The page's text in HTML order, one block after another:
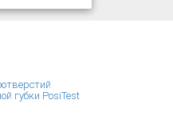
губки PosiTest